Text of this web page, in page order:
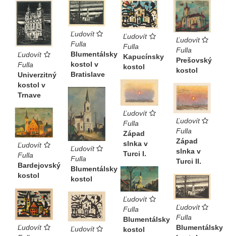
Ľudovít
Fulla
Univerzitný
kostol v
Trnave
Ľudovít
Fulla
Blumentálsky
kostol v
Bratislave
Ľudovít
Fulla
Kapucínsky
kostol
Ľudovít
Fulla
Prešovský
kostol
Ľudovít
Fulla
Západ
slnka v
Turci I.
Ľudovít
Fulla
Západ
slnka v
Turci II.
Ľudovít
Fulla
Blumentálsky
kostol
Ľudovít
Fulla
Bardejovský
kostol
Ľudovít
Fulla
Blumentálsky
kostol
Ľudovít
Fulla
Blumentálsky
Ľudovít
Ľudovít